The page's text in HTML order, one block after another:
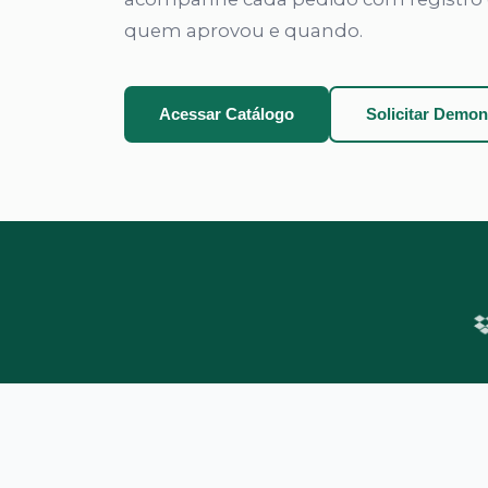
quem aprovou e quando.
Acessar Catálogo Solicitar